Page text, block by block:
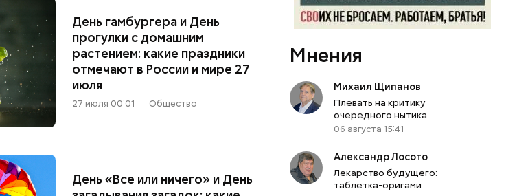
День гамбургера и День
прогулки с домашним
растением: какие праздники
отмечают в России и мире 27
июля
27 июля 00:01 Общество
День «Все или ничего» и День
Мнения
Михаил Щипанов
Плевать на критику
очередного нытика
06 августа 15:41
Александр Лосото
Лекарство будущего:
таблетка-оригами